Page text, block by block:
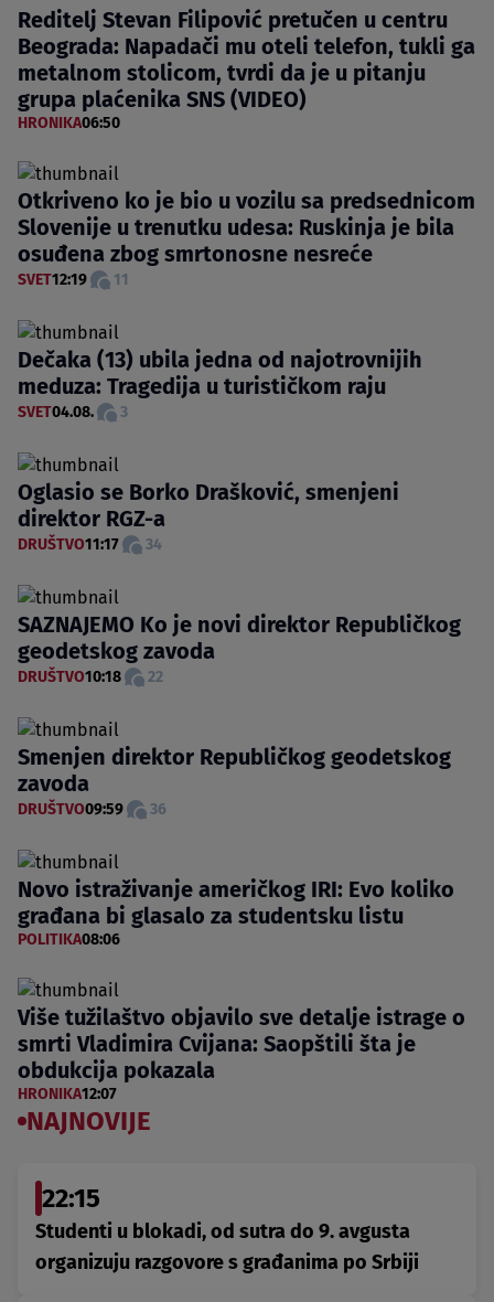
Reditelj Stevan Filipović pretučen u centru
Beograda: Napadači mu oteli telefon, tukli ga
metalnom stolicom, tvrdi da je u pitanju
grupa plaćenika SNS (VIDEO)
HRONIKA06:50
Otkriveno ko je bio u vozilu sa predsednicom
Slovenije u trenutku udesa: Ruskinja je bila
osuđena zbog smrtonosne nesreće
SVET12:19 11
Dečaka (13) ubila jedna od najotrovnijih
meduza: Tragedija u turističkom raju
SVET04.08. 3
Oglasio se Borko Drašković, smenjeni
direktor RGZ-a
DRUŠTVO11:17 34
SAZNAJEMO Ko je novi direktor Republičkog
geodetskog zavoda
DRUŠTVO10:18 22
Smenjen direktor Republičkog geodetskog
zavoda
DRUŠTVO09:59 36
Novo istraživanje američkog IRI: Evo koliko
građana bi glasalo za studentsku listu
POLITIKA08:06
Više tužilaštvo objavilo sve detalje istrage o
smrti Vladimira Cvijana: Saopštili šta je
obdukcija pokazala
HRONIKA12:07
NAJNOVIJE
22:15
Studenti u blokadi, od sutra do 9. avgusta
organizuju razgovore s građanima po Srbiji